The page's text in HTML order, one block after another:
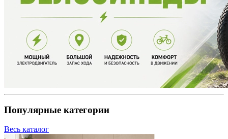
Популярные категории
Весь каталог